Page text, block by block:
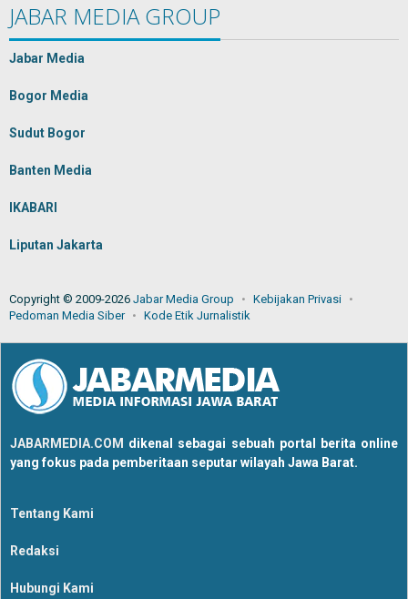
JABAR MEDIA GROUP
Jabar Media
Bogor Media
Sudut Bogor
Banten Media
IKABARI
Liputan Jakarta
Copyright © 2009-2026 Jabar Media Group
Kebijakan Privasi
Pedoman Media Siber
Kode Etik Jurnalistik
JABARMEDIA.COM dikenal sebagai sebuah portal berita online
yang fokus pada pemberitaan seputar wilayah Jawa Barat.
Tentang Kami
Redaksi
Hubungi Kami